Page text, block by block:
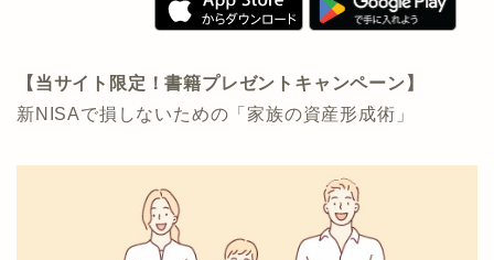
【当サイト限定！書籍プレゼントキャンペーン】
新NISAで損しないための「家族の資産形成術」